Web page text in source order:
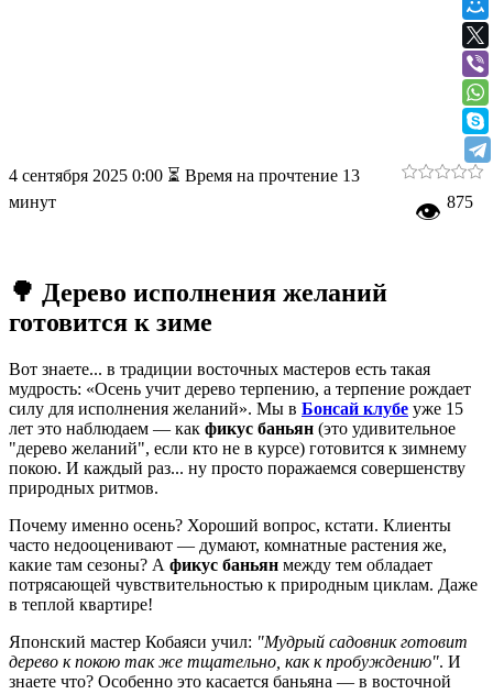
4 сентября 2025 0:00 ⏳ Время на прочтение 13
минут
👁 875
🌳 Дерево исполнения желаний
готовится к зиме
Вот знаете... в традиции восточных мастеров есть такая
мудрость: «Осень учит дерево терпению, а терпение рождает
силу для исполнения желаний». Мы в Бонсай клубе уже 15
лет это наблюдаем — как фикус баньян (это удивительное
"дерево желаний", если кто не в курсе) готовится к зимнему
покою. И каждый раз... ну просто поражаемся совершенству
природных ритмов.
Почему именно осень? Хороший вопрос, кстати. Клиенты
часто недооценивают — думают, комнатные растения же,
какие там сезоны? А фикус баньян между тем обладает
потрясающей чувствительностью к природным циклам. Даже
в теплой квартире!
Японский мастер Кобаяси учил: "Мудрый садовник готовит
дерево к покою так же тщательно, как к пробуждению". И
знаете что? Особенно это касается баньяна — в восточной